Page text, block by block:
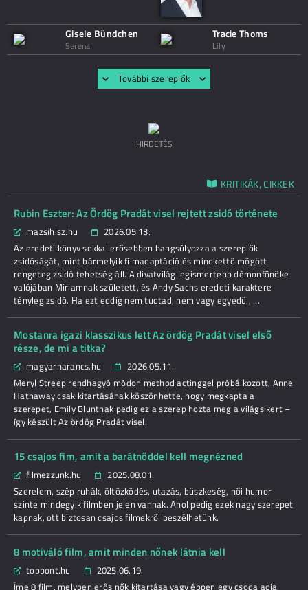
Gisele Bündchen
Serena
Tracie Thoms
Lily
További szereplők
HIRDETÉS
KRITIKÁK, CIKKEK
Rubin Eszter: Az Ördög Pradát visel rejtett zsidó története
mazsihisz.hu
2026.05.13.
Az eredeti könyv sokkal erősebben hangsúlyozza a szereplők
zsidóságát, mint bármelyik filmadaptáció és mindkettő mögött
rengeteg zsidó tehetség áll. A divatvilág legismertebb démonfőnöke
valójában Miriamnak született, és Andy Sachs eredeti karaktere
tényleg zsidó. Ha ezt eddig nem tudtad, nem vagy egyedül, ...
Mostanra igazi klasszikus lett Az ördög Pradát visel első
része, de mi a titka?
magyarnarancs.hu
2026.05.11.
Meryl Streep rendhagyó módon method actinggel próbálkozott, Anne
Hathaway csak kitartásának köszönhette, hogy megkapta a
szerepet, Emily Bluntnak pedig ez a szerep hozta meg a világsikert –
így készült Az ördög Pradát visel.
15 csajos fim, amit a barátnőddel kell megnézned
filmezzunk.hu
2025.08.01.
Szerelem, szép ruhák, öltözködés, utazás, büszkeség, női humor
szinte mindegyik filmben jelen vannak. Ahol pedig ezek nagy szerepet
kapnak, ott biztosan csajos filmekről beszélhetünk.
8 motiváló film, amit minden nőnek látnia kell
toppont.hu
2025.06.19.
Íme 8 film, melyben erős nők kitartása vagy éppen egy csoda adja